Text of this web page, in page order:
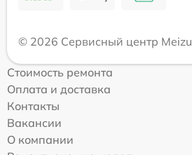
© 2026 Сервисный центр Meizu
Стоимость ремонта
Оплата и доставка
Контакты
Вакансии
О компании